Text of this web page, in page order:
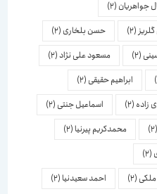
(2)
(2) حسن بلخاری(2)
(2) مسعود علی نژاد (2)
ابراهیم حقیقی(2)
(2) اسماعیل جنتی(2)
محمدکریم پیرنیا(2)
(2) احمد سعیدنیا(2)